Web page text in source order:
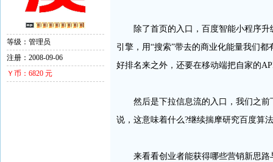
等级：管理员
注册：2008-09-06
Ｙ币：6820 元
除了首页的入口，百度智能小程序升
引擎，用“搜索”带去的商业化能量我们
好排名来之外，还要在移动端把自家的
然后是下拉信息流的入口，我们之前
说，这意味着什么?继续揣摩研究百度算
来看看创业者能获得哪些营销新思路